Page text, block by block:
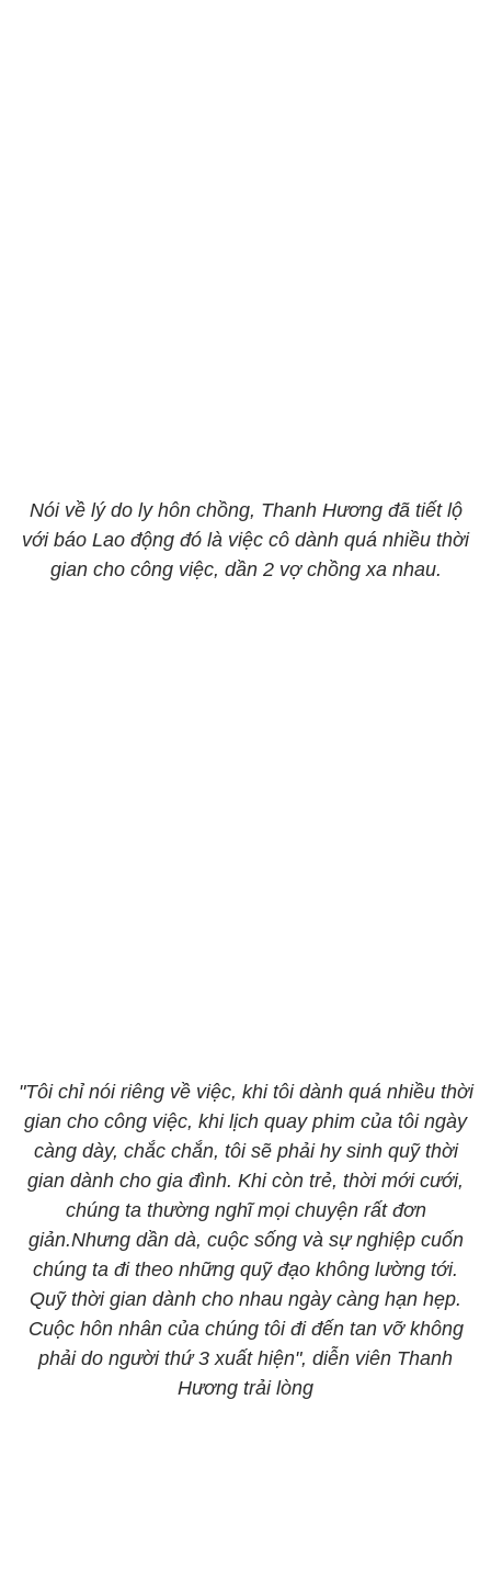
Nói về lý do ly hôn chồng, Thanh Hương đã tiết lộ
với báo Lao động đó là việc cô dành quá nhiều thời
gian cho công việc, dần 2 vợ chồng xa nhau.
"Tôi chỉ nói riêng về việc, khi tôi dành quá nhiều thời
gian cho công việc, khi lịch quay phim của tôi ngày
càng dày, chắc chắn, tôi sẽ phải hy sinh quỹ thời
gian dành cho gia đình. Khi còn trẻ, thời mới cưới,
chúng ta thường nghĩ mọi chuyện rất đơn
giản.Nhưng dần dà, cuộc sống và sự nghiệp cuốn
chúng ta đi theo những quỹ đạo không lường tới.
Quỹ thời gian dành cho nhau ngày càng hạn hẹp.
Cuộc hôn nhân của chúng tôi đi đến tan vỡ không
phải do người thứ 3 xuất hiện", diễn viên Thanh
Hương trải lòng